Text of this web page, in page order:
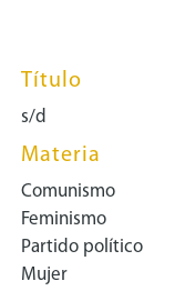
Título
s/d
Materia
Comunismo
Feminismo
Partido político
Mujer